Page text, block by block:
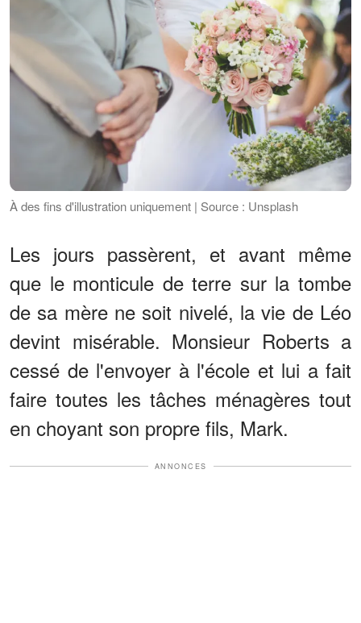
À des fins d'illustration uniquement | Source : Unsplash
Les jours passèrent, et avant même
que le monticule de terre sur la tombe
de sa mère ne soit nivelé, la vie de Léo
devint misérable. Monsieur Roberts a
cessé de l'envoyer à l'école et lui a fait
faire toutes les tâches ménagères tout
en choyant son propre fils, Mark.
ANNONCES